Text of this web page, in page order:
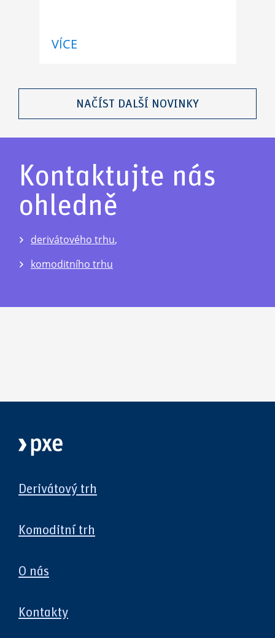
VÍCE
NAČÍST DALŠÍ NOVINKY
Kontaktujte nás
ohledně
derivátového trhu,
komoditního trhu
Derivátový trh
Komoditní trh
O nás
Kontakty